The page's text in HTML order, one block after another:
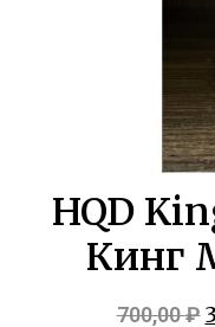
HQD
Кинг
700,00₽